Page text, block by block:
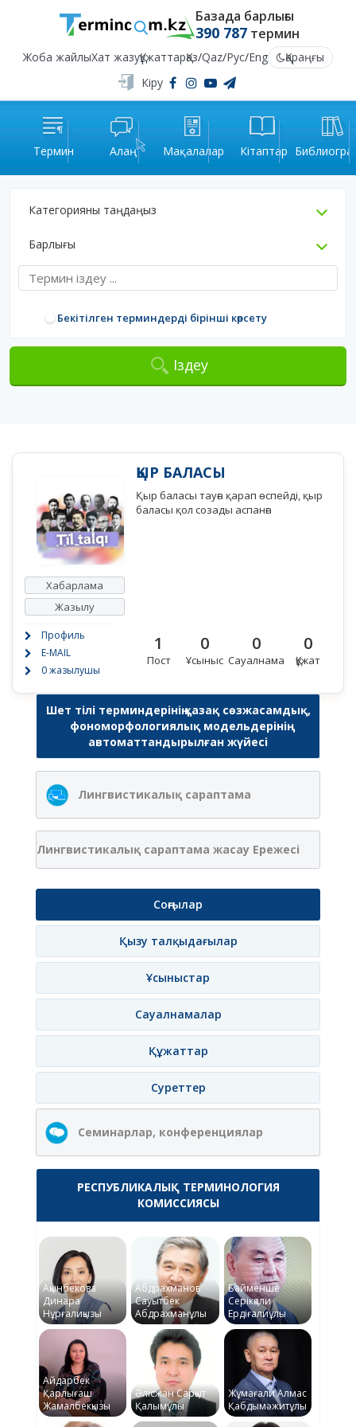
Базада барлығы
390 787термин
Жоба жайлыХат жазуҚұжаттарҚаз/Qaz/Рус/Eng
Қараңғы
Кіру
Термин Алаң Мақалалар Кітаптар
Категорияны таңдаңыз
Барлығы
Бекітілген терминдерді бірінші көрсету
Іздеу
Хабарлама
Жазылу
Профиль
E-MAIL
0 жазылушы
ҚЫР БАЛАСЫ
Қыр баласы тауға қарап өспейді, қыр
баласы қол созады аспанға
1
Пост
0
Ұсыныс
0
Сауалнама
0
Құжат
Шет тілі терминдерінің қазақ сөзжасамдық,
фономорфологиялық модельдерінің
автоматтандырылған жүйесі
Лингвистикалық сараптама
Лингвистикалық сараптама жасау Ережесі
Соңғылар
Қызу талқыдағылар
Ұсыныстар
Сауалнамалар
Құжаттар
Суреттер
Семинарлар, конференциялар
РЕСПУБЛИКАЛЫҚ ТЕРМИНОЛОГИЯ
КОМИССИЯСЫ
Ақынбекова
Динара
Нұрғалиқызы
Абдрахманов
Сауытбек
Абдрахманұлы
Байменше
Серікқали
Ердіғалиұлы
Айдарбек
Қарлығаш
Жамалбекқызы
Әлісжан Сарқыт
Қалымұлы
Жұмағали Алмас
Қабдымәжитұлы